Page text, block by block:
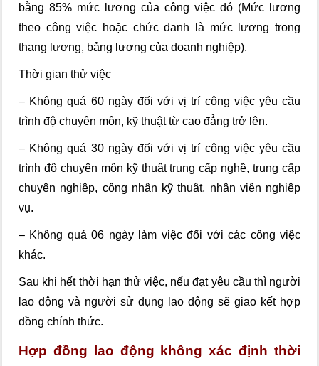
bằng 85% mức lương của công việc đó (Mức lương
theo công việc hoặc chức danh là mức lương trong
thang lương, bảng lương của doanh nghiệp).
Thời gian thử việc
– Không quá 60 ngày đối với vị trí công việc yêu cầu
trình độ chuyên môn, kỹ thuật từ cao đẳng trở lên.
– Không quá 30 ngày đối với vị trí công việc yêu cầu
trình độ chuyên môn kỹ thuật trung cấp nghề, trung cấp
chuyên nghiệp, công nhân kỹ thuật, nhân viên nghiệp
vụ.
– Không quá 06 ngày làm việc đối với các công việc
khác.
Sau khi hết thời hạn thử việc, nếu đạt yêu cầu thì người
lao động và người sử dụng lao động sẽ giao kết hợp
đồng chính thức.
Hợp đồng lao động không xác định thời